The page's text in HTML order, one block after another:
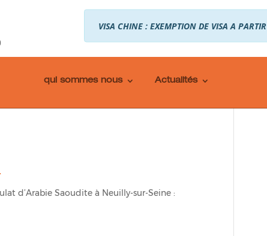
VISA CHINE : EXEMPTION DE VISA A PARTIR
qui sommes nous Actualités
d’Arabie Saoudite à Neuilly-sur-Seine :